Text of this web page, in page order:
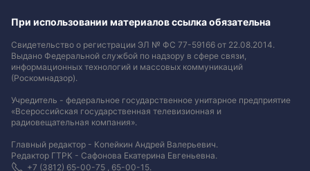
При использовании материалов ссылка обязательна
Свидетельство о регистрации ЭЛ № ФС 77-59166 от 22.08.2014.
Выдано Федеральной службой по надзору в сфере связи,
информационных технологий и массовых коммуникаций
(Роскомнадзор).
Учредитель - федеральное государственное унитарное предприятие
«Всероссийская государственная телевизионная и
радиовещательная компания».
Главный редактор - Копейкин Андрей Валерьевич.
Редактор ГТРК - Сафонова Екатерина Евгеньевна.
+7 (3812) 65-00-75 , 65-00-15.